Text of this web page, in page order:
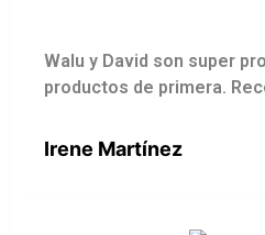
Walu y David son super
productos de primera.
Irene Martínez